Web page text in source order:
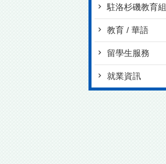
駐洛杉磯教育組
教育 / 華語
留學生服務
就業資訊